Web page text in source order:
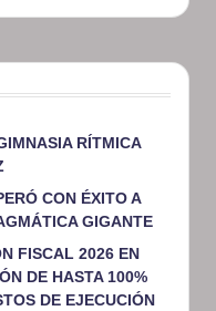
RÍTMICA
CON ÉXITO A
GIGANTE
FISCAL 2026 EN
DE HASTA 100%
DE EJECUCIÓN